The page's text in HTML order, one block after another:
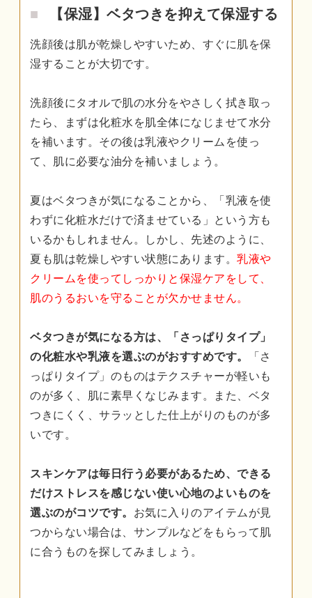
【保湿】ベタつきを抑えて保湿する
洗顔後は肌が乾燥しやすいため、すぐに肌を保
湿することが大切です。
洗顔後にタオルで肌の水分をやさしく拭き取っ
たら、まずは化粧水を肌全体になじませて水分
を補います。その後は乳液やクリームを使っ
て、肌に必要な油分を補いましょう。
夏はベタつきが気になることから、「乳液を使
わずに化粧水だけで済ませている」という方も
いるかもしれません。しかし、先述のように、
夏も肌は乾燥しやすい状態にあります。 乳液や
クリームを使ってしっかりと保湿ケアをして、
肌のうるおいを守ることが欠かせません。
ベタつきが気になる方は、「さっぱりタイプ」
の化粧水や乳液を選ぶのがおすすめです。
「さ
っぱりタイプ」のものはテクスチャーが軽いも
のが多く、肌に素早くなじみます。また、ベタ
つきにくく、サラッとした仕上がりのものが多
いです。
スキンケアは毎日行う必要があるため、できる
だけストレスを感じない使い心地のよいものを
選ぶのがコツです。 お気に入りのアイテムが見
つからない場合は、サンプルなどをもらって肌
に合うものを探してみましょう。